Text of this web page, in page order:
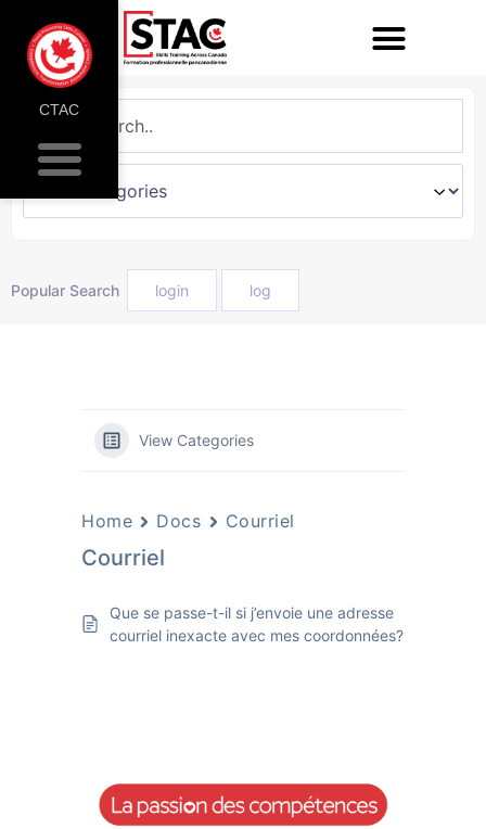
Popular Search login log
View Categories
Home Docs Courriel
Courriel
Que se passe-t-il si j’envoie une adresse
courriel inexacte avec mes coordonnées?
CTAC